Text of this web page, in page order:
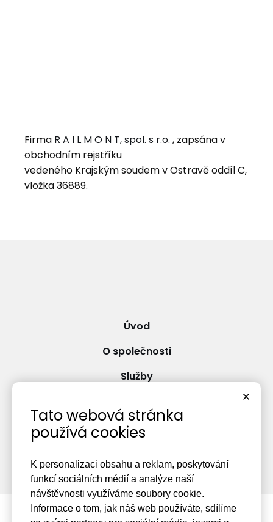
Firma R A I L M O N T, spol. s r.o. , zapsána v
obchodním rejstříku
vedeného Krajským soudem v Ostravě oddíl C,
vložka 36889.
Úvod
O společnosti
Služby
Kariéra
Tato webová stránka
používá cookies
K personalizaci obsahu a reklam, poskytování
funkcí sociálních médií a analýze naší
návštěvnosti využíváme soubory cookie.
Informace o tom, jak náš web používáte, sdílíme